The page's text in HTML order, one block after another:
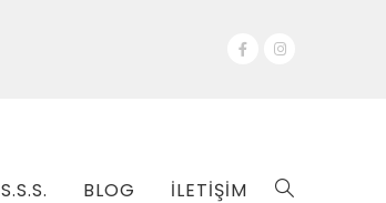
S.S.S. BLOG İLETİŞİM